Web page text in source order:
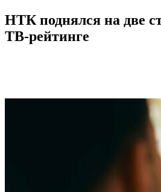
НТК поднялся на две
ТВ-рейтинге